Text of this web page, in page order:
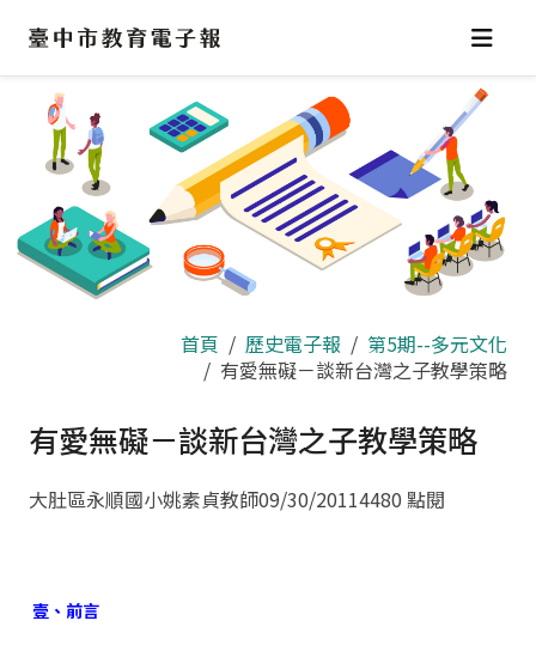
區
首頁 歷史電子報
第5期--多元文化
有愛無礙－談新台灣之子教學策略
有愛無礙－談新台灣之子教學策略
大肚區永順國小姚素貞教師09/30/20114480 點閱
壹、 前言